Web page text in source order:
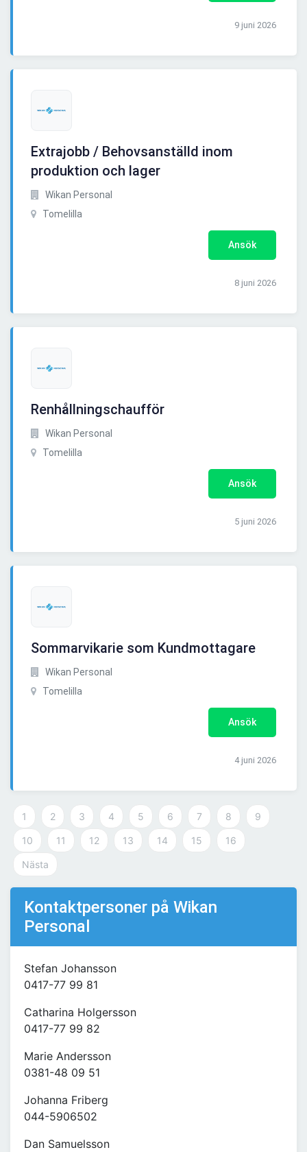
9 juni 2026
Extrajobb / Behovsanställd inom
produktion och lager
Wikan Personal
Tomelilla
Ansök
8 juni 2026
Renhållningschaufför
Wikan Personal
Tomelilla
Ansök
5 juni 2026
Sommarvikarie som Kundmottagare
Wikan Personal
Tomelilla
Ansök
4 juni 2026
1 2 3 4 5 6 7 8 9
10 11 12 13 14 15 16
Nästa
Kontaktpersoner på Wikan
Personal
Stefan Johansson
0417-77 99 81
Catharina Holgersson
0417-77 99 82
Marie Andersson
0381-48 09 51
Johanna Friberg
044-5906502
Dan Samuelsson